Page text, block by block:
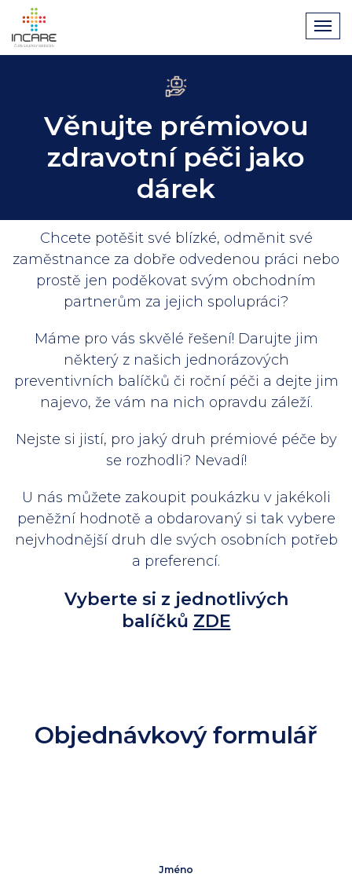
Věnujte prémiovou
zdravotní péči jako
dárek
Chcete potěšit své blízké, odměnit své
zaměstnance za dobře odvedenou práci nebo
prostě jen poděkovat svým obchodním
partnerům za jejich spolupráci?
Máme pro vás skvělé řešení! Darujte jim
některý z našich jednorázových
preventivních balíčků či roční péči a dejte jim
najevo, že vám na nich opravdu záleží.
Nejste si jistí, pro jaký druh prémiové péče by
se rozhodli? Nevadí!
U nás můžete zakoupit poukázku v jakékoli
peněžní hodnotě a obdarovaný si tak vybere
nejvhodnější druh dle svých osobních potřeb
a preferencí.
Vyberte si z jednotlivých
balíčků ZDE
Objednávkový formulář
Jméno